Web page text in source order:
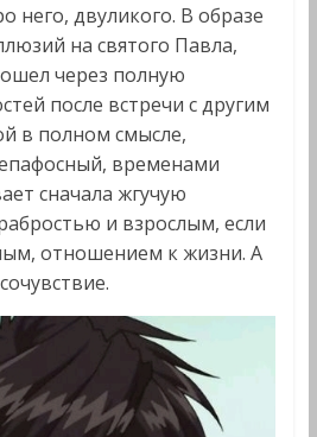
него, двуликого. В образе
на святого Павла,
через полную
после встречи с другим
в полном смысле,
временами
сначала жгучую
и взрослым, если
отношением к жизни. А